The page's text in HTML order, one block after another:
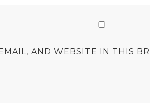
AND WEBSITE IN THIS